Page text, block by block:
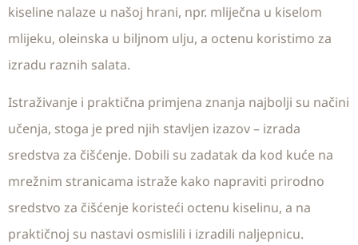
kiseline nalaze u našoj hrani, npr. mliječna u kiselom
mlijeku, oleinska u biljnom ulju, a octenu koristimo za
izradu raznih salata.
Istraživanje i praktična primjena znanja najbolji su načini
učenja, stoga je pred njih stavljen izazov – izrada
sredstva za čišćenje. Dobili su zadatak da kod kuće na
mrežnim stranicama istraže kako napraviti prirodno
sredstvo za čišćenje koristeći octenu kiselinu, a na
praktičnoj su nastavi osmislili i izradili naljepnicu.